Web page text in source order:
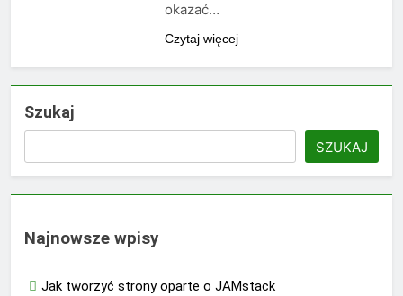
okazać…
Czytaj więcej
Szukaj
SZUKAJ
Najnowsze wpisy
Jak tworzyć strony oparte o JAMstack